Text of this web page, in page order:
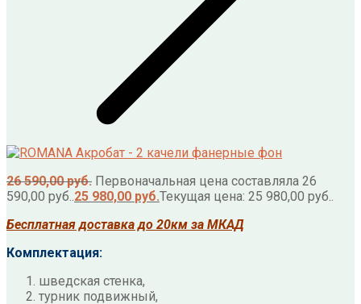
26 590,00руб. Первоначальная цена составляла 26
590,00 руб..25 980,00 руб.Текущая цена: 25 980,00 руб..
Бесплатная доставка до 20км за МКАД
Комплектация:
шведская стенка,
турник подвижный,